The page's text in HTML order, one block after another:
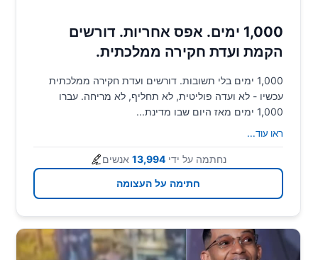
1,000 ימים. אפס אחריות. דורשים
הקמת ועדת חקירה ממלכתית.
1,000 ימים בלי תשובות. דורשים ועדת חקירה ממלכתית
עכשיו - לא ועדה פוליטית, לא תחליף, לא מריחה. עברו
1,000 ימים מאז היום שבו מדינת...
ראו עוד...
נחתמה על ידי 13,994 אנשים
חתימה על העצומה